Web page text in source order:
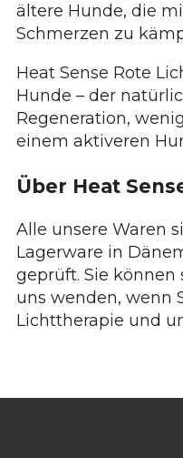
ältere Hunde, die
Schmerzen zu
Heat Sense Rote
Hunde – der
Regeneration,
einem aktiveren
Über Heat
Alle unsere Waren
Lagerware in
geprüft. Sie können
uns wenden, wenn
Lichttherapie und